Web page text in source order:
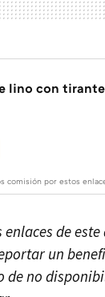
lino con
comisión por estos
de
un
de no